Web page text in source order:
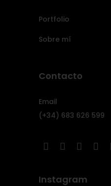
Portfolio
Sobre mí
Contacto
Email
(+34) 683 626 599
Instagram